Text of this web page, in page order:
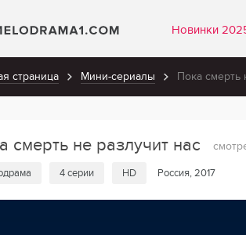
Новинки
страница Мини-сериалы Пока смерть
смерть не разлучит нас
4 серии HD Россия, 2017